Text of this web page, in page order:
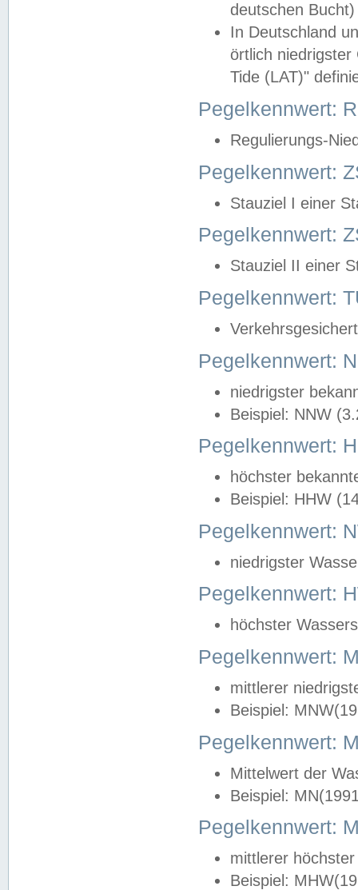
deutschen
In Deutschland
örtlich
Tide (LAT)"
Pegelkennwert:
Regulierungs-
Pegelkennwert:
Stauziel I einer
Pegelkennwert:
Stauziel II einer
Pegelkennwert:
Pegelkennwert:
niedrigster
Beispiel: NNW
Pegelkennwert:
höchster
Beispiel: HHW
Pegelkennwert:
niedrigster
Pegelkennwert:
höchster
Pegelkennwert:
mittlerer
Beispiel:
Pegelkennwert:
Mittelwert der
Beispiel:
Pegelkennwert:
mittlerer
Beispiel: